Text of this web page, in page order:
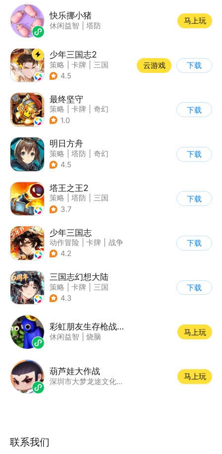
快乐挪小猪
休闲益智 塔防
马上玩
少年三国志2
策略 卡牌
三国
| 少年三国志
4.5
云游戏 下载
最终坚守
策略 卡牌
奇幻
| 卡通
1.0
下载
明日方舟
策略 塔防
奇幻
| 废土
4.5
下载
塔王之王2
策略 塔防
三国
| 中国风
3.7
下载
少年三国志
动作冒险 卡牌
战争
| 少年三国志
4.2
下载
三国志幻想大陆
策略 卡牌
三国
| 美少女
4.3
下载
彩虹朋友生存枪战游戏
休闲益智 烧脑
马上玩
葫芦娃大作战
深圳市大梦龙途文化传播有限公司
马上玩
联系我们